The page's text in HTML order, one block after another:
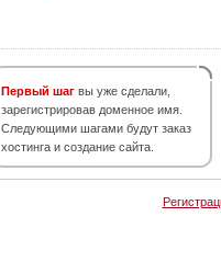
Первый шаг вы уже сделали,
зарегистрировав доменное имя.
Следующими шагами будут заказ
хостинга и создание сайта.